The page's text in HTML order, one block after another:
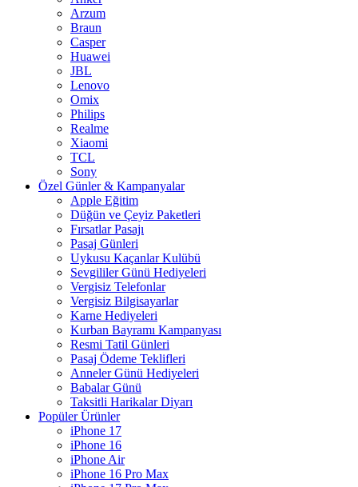
Arzum
Braun
Casper
Huawei
JBL
Lenovo
Omix
Philips
Realme
Xiaomi
TCL
Sony
Özel Günler & Kampanyalar
Apple Eğitim
Düğün ve Çeyiz Paketleri
Fırsatlar Pasajı
Pasaj Günleri
Uykusu Kaçanlar Kulübü
Sevgililer Günü Hediyeleri
Vergisiz Telefonlar
Vergisiz Bilgisayarlar
Karne Hediyeleri
Kurban Bayramı Kampanyası
Resmi Tatil Günleri
Pasaj Ödeme Teklifleri
Anneler Günü Hediyeleri
Babalar Günü
Taksitli Harikalar Diyarı
Popüler Ürünler
iPhone 17
iPhone 16
iPhone Air
iPhone 16 Pro Max